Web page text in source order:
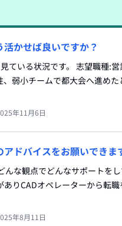
かせば良いですか？
ている状況です。 志望職種:
弱小チームで都大会へ進め
年11月6日
ドバイスをお願いできま
な観点でどんなサポートを
りCADオペレーターから転
年8月11日